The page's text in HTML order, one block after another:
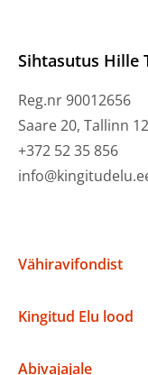
Sihtasutus Hille
Reg.nr 90012656
Saare 20, Tallinn
+372 52 35 856
Vähiravifondist
Kingitud Elu lood
Abivajajale